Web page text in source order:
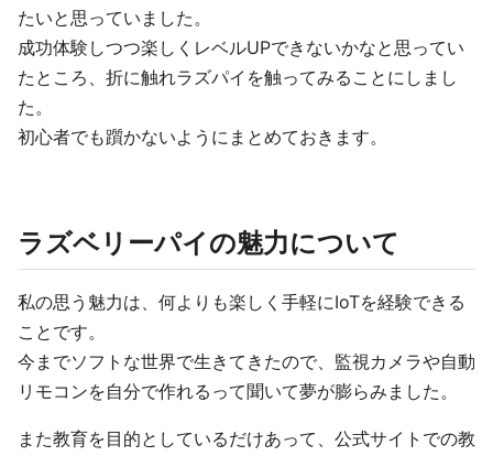
たいと思っていました。
成功体験しつつ楽しくレベルUPできないかなと思ってい
たところ、折に触れラズパイを触ってみることにしまし
た。
初心者でも躓かないようにまとめておきます。
ラズベリーパイの魅力について
私の思う魅力は、何よりも楽しく手軽にIoTを経験できる
ことです。
今までソフトな世界で生きてきたので、監視カメラや自動
リモコンを自分で作れるって聞いて夢が膨らみました。
また教育を目的としているだけあって、公式サイトでの教